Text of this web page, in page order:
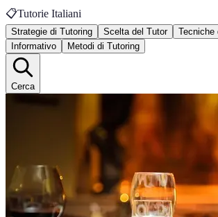
📋Tutorie Italiani
Strategie di Tutoring Scelta del Tutor
Tecniche
Informativo
Metodi di Tutoring
Cerca